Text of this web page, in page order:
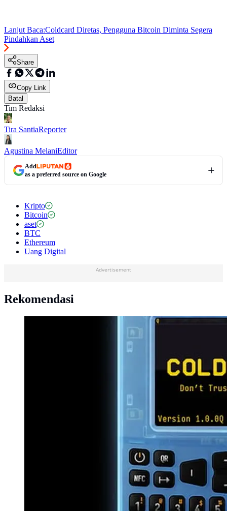
Lanjut Baca:Coldcard Diretas, Pengguna Bitcoin Diminta Segera
Pindahkan Aset
Share
Copy Link
Batal
Tim Redaksi
Tira SantiaReporter
Agustina MelaniEditor
Add
as a preferred source on Google
Kripto
Bitcoin
aset
BTC
Ethereum
Uang Digital
Advertisement
Rekomendasi